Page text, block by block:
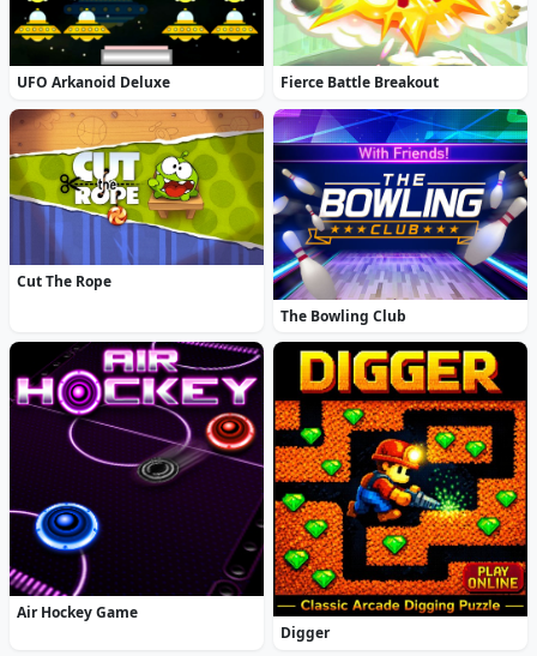
UFO Arkanoid Deluxe Fierce Battle Breakout
Cut The Rope
The Bowling Club
Air Hockey Game
Digger